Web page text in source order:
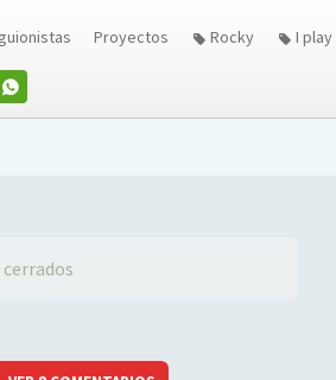
Proyectos Rocky I